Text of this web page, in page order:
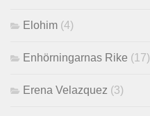
Elohim (4)
Enhörningarnas Rike (17)
Erena Velazquez (3)